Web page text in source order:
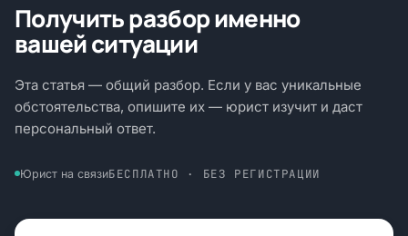
Получить разбор именно
вашей ситуации
Эта статья — общий разбор. Если у вас уникальные
обстоятельства, опишите их — юрист изучит и даст
персональный ответ.
Юрист на связиБЕСПЛАТНО · БЕЗ РЕГИСТРАЦИИ